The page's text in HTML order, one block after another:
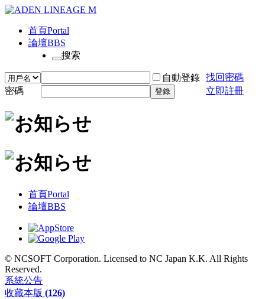
首頁Portal
論壇BBS
搜索
自動登錄 找回密碼
密碼
登錄 立即註冊
首頁Portal
論壇BBS
© NCSOFT Corporation. Licensed to NC Japan K.K. All Rights
Reserved.
系統公告
收藏本版 (126)